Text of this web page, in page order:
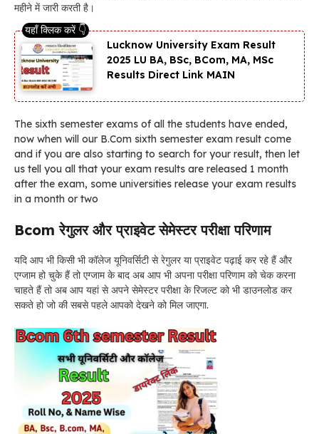
महीने में जारी करती है।
Lucknow University Exam Result
2025 LU BA, BSc, BCom, MA, MSc
Results Direct Link MAIN
The sixth semester exams of all the students have ended,
now when will our B.Com sixth semester exam result come
and if you are also starting to search for your result, then let
us tell you all that your exam results are released 1 month
after the exam, some universities release your exam results
in a month or two
Bcom रेगुलर और प्राइवेट सेमेस्टर परीक्षा परिणाम
यदि आप भी किसी भी कॉलेज यूनिवर्सिटी से रेगुलर या प्राइवेट पढ़ाई कर रहे हैं और
एग्जाम हो चुके हैं तो एग्जाम के बाद अब आप भी अपना परीक्षा परिणाम को चेक करना
चाहते हैं तो अब आप यहां से अपने सेमेस्टर परीक्षा के रिजल्ट को भी डाउनलोड कर
सकते हो जो की सबसे पहले आपको देखने को मिल जाएगा.